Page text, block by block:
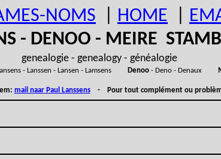
NOMS HOME
- DENOO - MEIRE
genealogie - genealogy - généalogie
- Lanssen - Lansen - Lamsens Denoo- Deno - Denaux
mail naar Paul Lanssens- Pour tout complément ou